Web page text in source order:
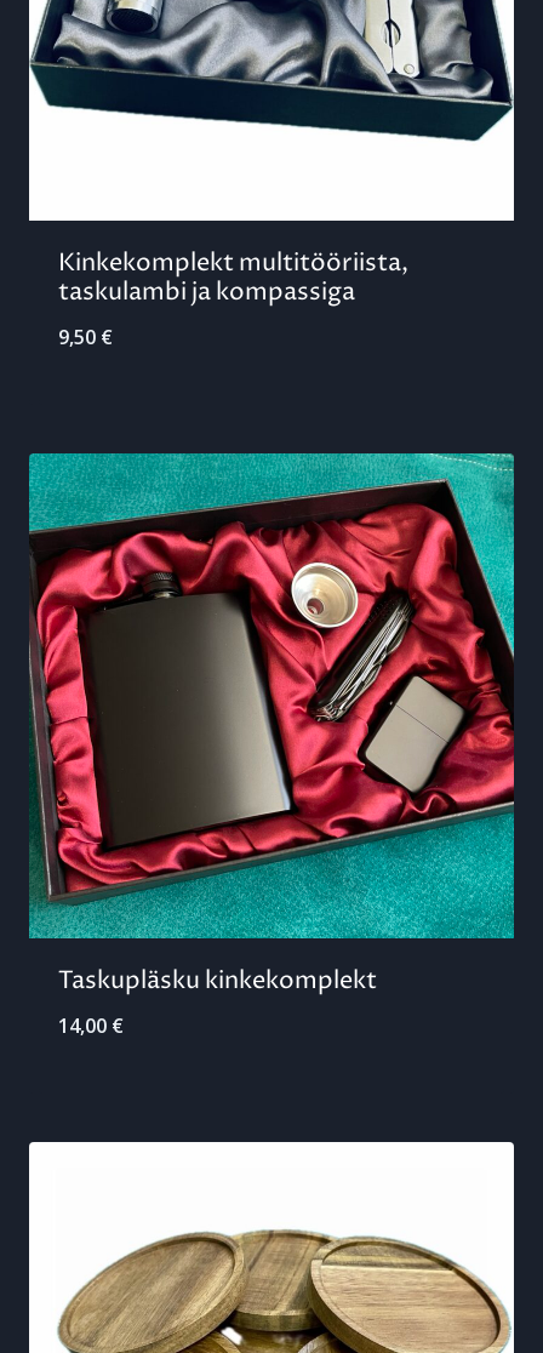
Kinkekomplekt multitööriista,
taskulambi ja kompassiga
9,50 €
Taskupläsku kinkekomplekt
14,00 €